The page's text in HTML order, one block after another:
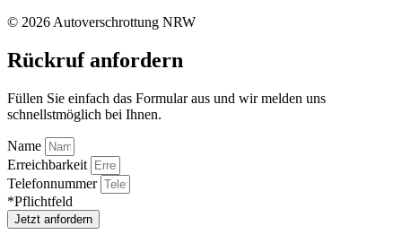
© 2026 Autoverschrottung NRW
Rückruf anfordern
Füllen Sie einfach das Formular aus und wir melden uns
schnellstmöglich bei Ihnen.
Name
Erreichbarkeit
Telefonnummer
*Pflichtfeld
Jetzt anfordern